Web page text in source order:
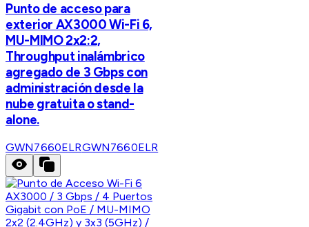
Punto de acceso para
exterior AX3000 Wi-Fi 6,
MU-MIMO 2x2:2,
Throughput inalámbrico
agregado de 3 Gbps con
administración desde la
nube gratuita o stand-
alone.
GWN7660ELRGWN7660ELR